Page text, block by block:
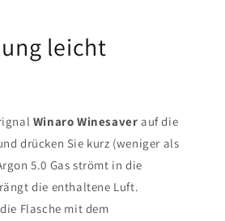
leicht
Winaro Winesaverauf die
drücken Sie kurz (weniger als
5.0 Gas strömt in die
die enthaltene Luft.
Flasche mit dem